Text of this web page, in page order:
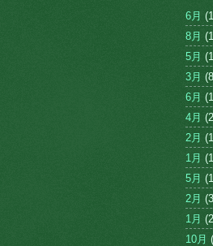
6月
8月
5月
3月
6月
4月
2月
1月
5月
2月
1月
10月